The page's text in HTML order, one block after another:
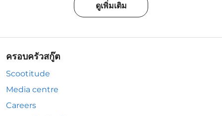
ดูเพิ่มเติม
ครอบครัวสกู๊ต
Scootitude
Media centre
Careers